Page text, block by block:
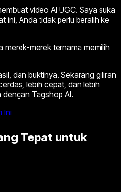
video AI UGC. Saya suka
ini, Anda tidak perlu beralih ke
merek-merek ternama memilih
dan buktinya. Sekarang giliran
lebih cepat, dan lebih
dengan Tagshop AI.
Ini
Tepat untuk